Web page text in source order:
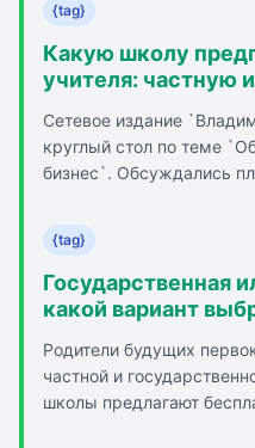
{tag}
Какую школу
учителя: частную
Сетевое издание
круглый стол по теме
бизнес`. Обсуждались
обычно стоит дороже, но
где лучше учиться
возможностей уделять
индивидуально. В
государственных
разрыва между
классов. Частная
{tag}
Государственная
какой вариант
Родители будущих
частной и
школы предлагают